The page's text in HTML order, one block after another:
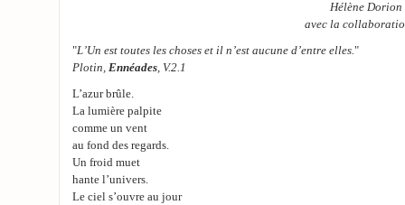
Hélène
avec la
"L’Un est toutes les choses et il n’est aucune d’entre elles."
Plotin, Ennéades, V.2.1
L’azur brûle.
La lumière palpite
comme un vent
au fond des regards.
Un froid muet
hante l’univers.
Le ciel s’ouvre au jour